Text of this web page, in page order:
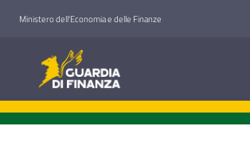
Ministero dell'Economia e delle Finanze
Guardia di Finanza